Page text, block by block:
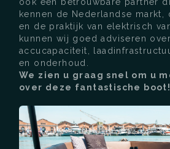
kennen de Nederlandse markt,
en de praktijk van elektrisch
kunnen wij goed adviseren
accucapaciteit,
en onderhoud.
We zien u graag snel om u
over deze fantastische boot!